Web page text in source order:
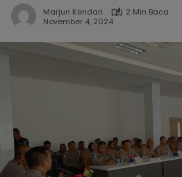
Marjun Kendari
2 Min Baca
November 4, 2024